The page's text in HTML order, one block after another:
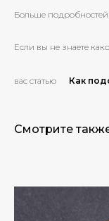
Больше
Если вы не знаете
вас статью Как
Смотрите